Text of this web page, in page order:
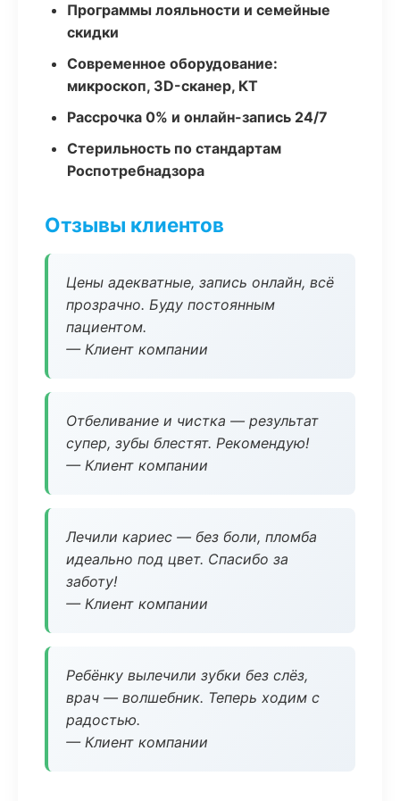
Программы лояльности и семейные
скидки
Современное оборудование:
микроскоп, 3D-сканер, КТ
Рассрочка 0% и онлайн-запись 24/7
Стерильность по стандартам
Роспотребнадзора
Отзывы клиентов
Цены адекватные, запись онлайн, всё
прозрачно. Буду постоянным
пациентом.
— Клиент компании
Отбеливание и чистка — результат
супер, зубы блестят. Рекомендую!
— Клиент компании
Лечили кариес — без боли, пломба
идеально под цвет. Спасибо за
заботу!
— Клиент компании
Ребёнку вылечили зубки без слёз,
врач — волшебник. Теперь ходим с
радостью.
— Клиент компании